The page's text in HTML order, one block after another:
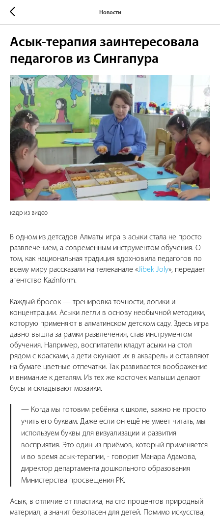
Новости
Асык-терапия заинтересовала
педагогов из Сингапура
кадр из видео
В одном из детсадов Алматы игра в асыки стала не просто
развлечением, а современным инструментом обучения. О
том, как национальная традиция вдохновила педагогов по
всему миру рассказали на телеканале «Jibek Joly», передает
агентство Kazinform.
Каждый бросок — тренировка точности, логики и
концентрации. Асыки легли в основу необычной методики,
которую применяют в алматинском детском саду. Здесь игра
давно вышла за рамки развлечения, став инструментом
обучения. Например, воспитатели кладут асыки на стол
рядом с красками, а дети окунают их в акварель и оставляют
на бумаге цветные отпечатки. Так развивается воображение
и внимание к деталям. Из тех же косточек малыши делают
бусы и складывают мозаики.
— Когда мы готовим ребёнка к школе, важно не просто
учить его буквам. Даже если он ещё не умеет читать, мы
используем буквы для визуализации и развития
восприятия. Это один из приёмов, который применяется
и во время асык-терапии, - говорит Манара Адамова,
директор департамента дошкольного образования
Министерства просвещения РК.
Асык, в отличие от пластика, на сто процентов природный
материал, а значит безопасен для детей. Помимо искусства,